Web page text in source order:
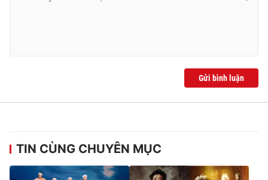
Gửi bình luận
TIN CÙNG CHUYÊN MỤC